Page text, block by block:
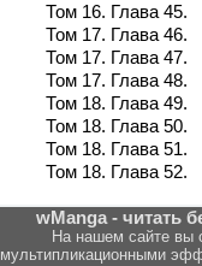
Том 16. Глава 45.
Том 17. Глава 46.
Том 17. Глава 47.
Том 17. Глава 48.
Том 18. Глава 49.
Том 18. Глава 50.
Том 18. Глава 51.
Том 18. Глава 52.
wManga - читать
На нашем сайте вы
мультипликационными